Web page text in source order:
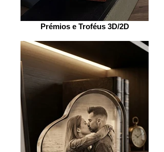
Prémios e Troféus 3D/2D